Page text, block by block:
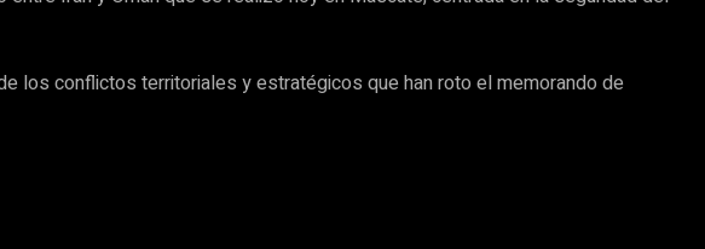
los conflictos territoriales y estratégicos que han roto el memorando de